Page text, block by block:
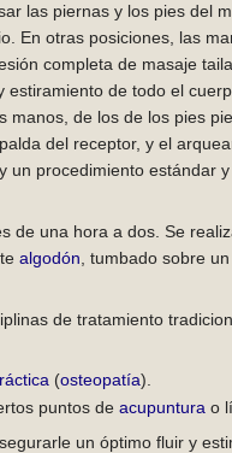
las piernas y los pies del
En otras posiciones, las
completa de masaje
de todo el
de los de los pies
del receptor, y el
un procedimiento estándar
de una hora a dos. Se
algodón , tumbado sobre
de tratamiento
(osteopatía).
puntos de acupuntura o
un óptimo fluir y